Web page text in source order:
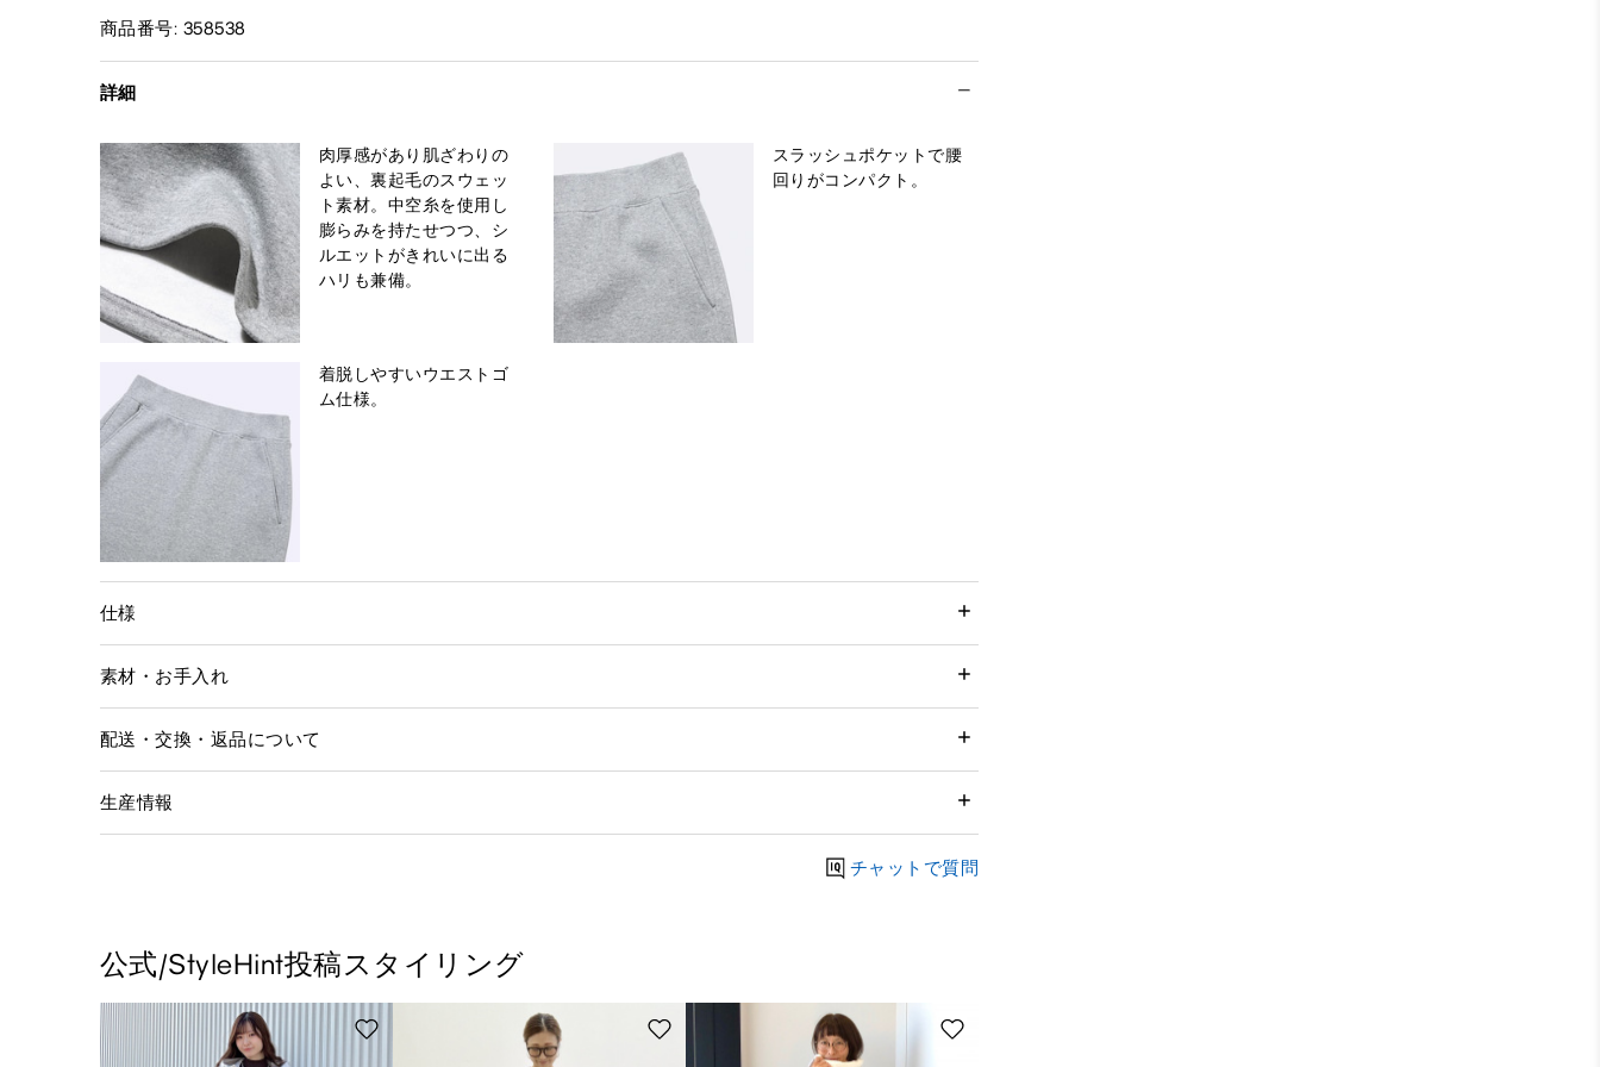
商品番号: 358538
詳細
肉厚感があり肌ざわりの
よい、裏起毛のスウェッ
ト素材。中空糸を使用し
膨らみを持たせつつ、シ
ルエットがきれいに出る
ハリも兼備。
スラッシュポケットで腰
回りがコンパクト。
着脱しやすいウエストゴ
ム仕様。
仕様
素材・お手入れ
配送・交換・返品について
生産情報
チャットで質問
公式/StyleHint投稿スタイリング